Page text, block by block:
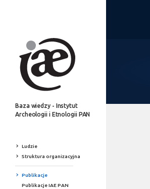
Baza wiedzy - Instytut
Archeologii i Etnologii PAN
Ludzie
Struktura organizacyjna
Publikacje
Publikacje IAE PAN